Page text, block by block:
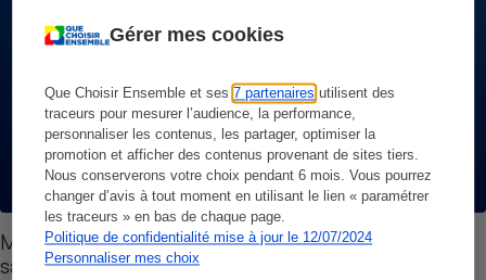
Gérer mes cookies
Que Choisir Ensemble et ses7 partenaires utilisent des
traceurs pour mesurer l’audience, la performance,
personnaliser les contenus, les partager, optimiser la
promotion et afficher des contenus provenant de sites tiers.
Nous conserverons votre choix pendant 6 mois. Vous pourrez
changer d’avis à tout moment en utilisant le lien « paramétrer
les traceurs » en bas de chaque page.
Politique de confidentialité mise à jour le 12/07/2024
Personnaliser mes choix
Médicaments - Ceux qui causent des
saignements digestifs